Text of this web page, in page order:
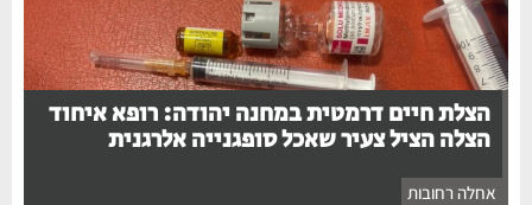
הצלת חיים דרמטית במחנה יהודה: רופא איחוד
הצלה הציל צעיר שאכל סופגנייה אלרגנית
אחלה רחובות